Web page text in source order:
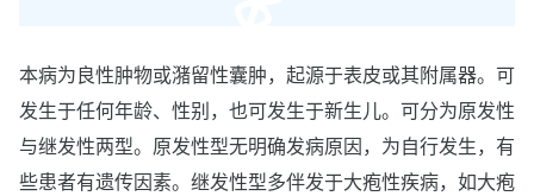
本病为良性肿物或潴留性囊肿，起源于表皮或其附属器。可
发生于任何年龄、性别，也可发生于新生儿。可分为原发性
与继发性两型。原发性型无明确发病原因，为自行发生，有
些患者有遗传因素。继发性型多伴发于大疱性疾病，如大疱